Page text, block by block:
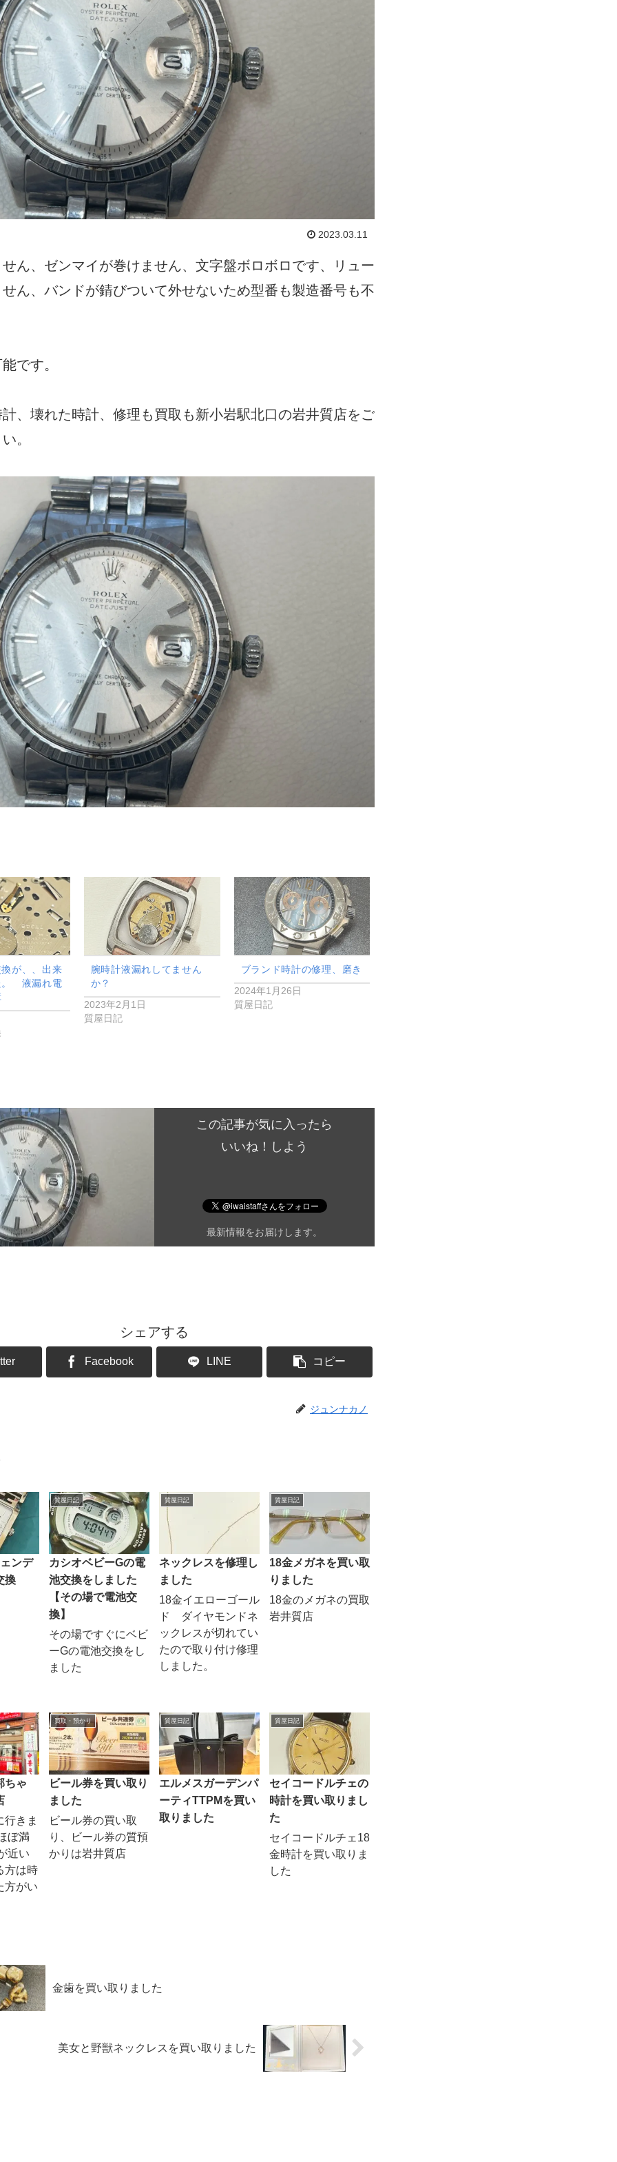
2023.03.11
ん、ゼンマイが巻けません、文字盤ボロボロです、リュー
ん、バンドが錆びついて外せないため型番も製造番号も不
です。
、壊れた時計、修理も買取も新小岩駅北口の岩井質店をご
。
が、、出来
。 液漏れ電
腕時計液漏れしてません
か？
2023年2月1日
質屋日記
ブランド時計の修理、磨き
2024年1月26日
質屋日記
この記事が気に入ったら
いいね！しよう
最新情報をお届けします。
シェアする
Facebook LINE コピー
ジュンナカノ
ンデ
換
質屋日記
カシオベビーGの電
池交換をしました
【その場で電池交
換】
その場ですぐにベビ
ーGの電池交換をし
ました
質屋日記
ネックレスを修理し
ました
18金イエローゴール
ド ダイヤモンドネ
ックレスが切れてい
たので取り付け修理
しました。
質屋日記
18金メガネを買い取
りました
18金のメガネの買取
岩井質店
ゃ
行きま
ぼ満
近い
方は時
方がい
めで...
買取・預かり
ビール券を買い取り
ました
ビール券の買い取
り、ビール券の質預
かりは岩井質店
質屋日記
エルメスガーデンパ
ーティTTPMを買い
取りました
質屋日記
セイコードルチェの
時計を買い取りまし
た
セイコードルチェ18
金時計を買い取りま
した
金歯を買い取りました
美女と野獣ネックレスを買い取りました